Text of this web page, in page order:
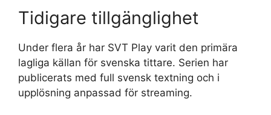
Tidigare tillgänglighet
Under flera år har SVT Play varit den primära
lagliga källan för svenska tittare. Serien har
publicerats med full svensk textning och i
upplösning anpassad för streaming.